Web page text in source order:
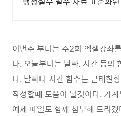
이번주 부터는 주2회 엑셀강좌
다. 오늘부터는 날짜, 시간 등의
다. 날짜나 시간 함수는 근태현
작성할때 도움이 될것이다. 가
예제 파일도 함께 첨부해 드리